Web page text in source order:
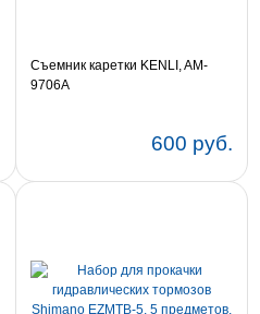
Съемник каретки KENLI, AM-
9706A
600 руб.